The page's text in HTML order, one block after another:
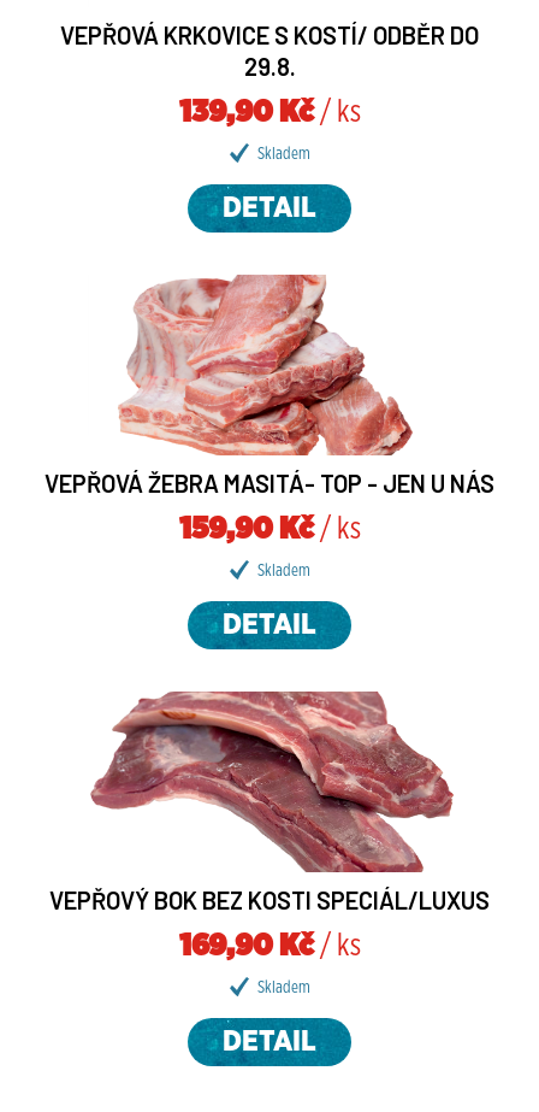
VEPŘOVÁ KRKOVICE S KOSTÍ/ ODBĚR DO
29.8.
139,90 Kč/ ks
Skladem
DETAIL
VEPŘOVÁ ŽEBRA MASITÁ- TOP - JEN U NÁS
159,90 Kč/ ks
Skladem
DETAIL
VEPŘOVÝ BOK BEZ KOSTI SPECIÁL/LUXUS
169,90 Kč/ ks
Skladem
DETAIL